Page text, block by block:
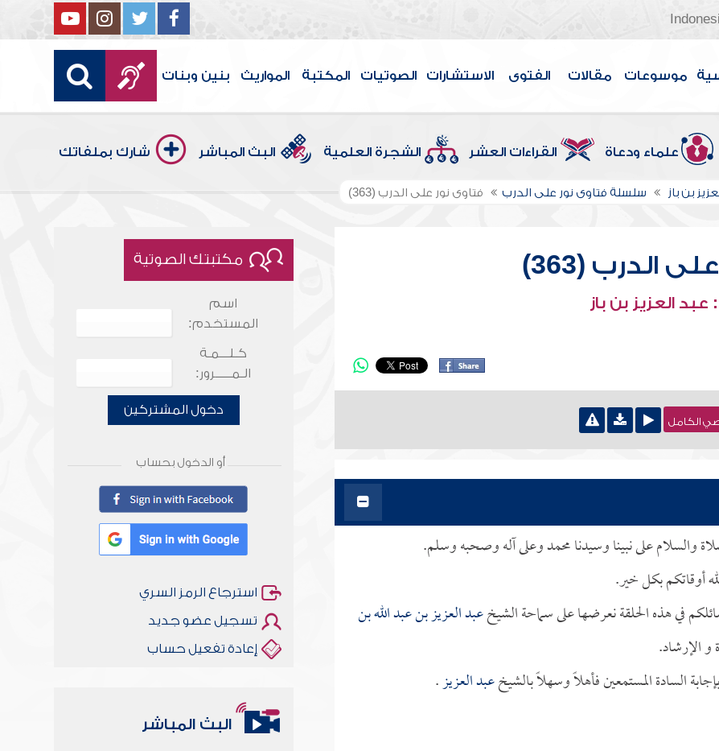
موسوعات مقالات الفتوى الاستشارات الصوتيات المكتبة المواريث بنين وبنات
علماء ودعاة القراءات العشر الشجرة العلمية البث المباشر شارك بملفاتك
بن باز سلسلة فتاوى نور على الدرب فتاوى نور على الدرب (363)
الدرب (363)
العزيز بن باز
الكامل
والسلام على نبينا وسيدنا محمد وعلى آله وصحبه وسلم.
أوقاتكم بكل خير.
في هذه الحلقة نعرضها على سماحة الشيخعبد العزيز بن عبد الله بن
و الإرشاد.
السادة المستمعين فأهلاً وسهلاً بالشيخعبد العزيز.
مكتبتك الصوتية
اسم
المستخدم:
كـلـــمـة
الـمـــــرور:
دخول المشتركين
أو الدخول بحساب
استرجاع الرمز السري
تسجيل عضو جديد
إعادة تفعيل حساب
البث المباشر